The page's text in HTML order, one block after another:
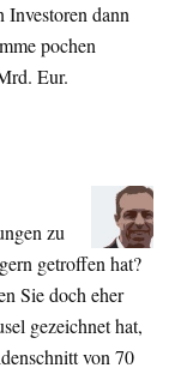
Investoren dann
pochen
Eur.
zu
getroffen hat?
Sie doch eher
gezeichnet hat,
von 70